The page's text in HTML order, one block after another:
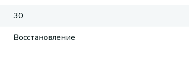
30
Восстановление